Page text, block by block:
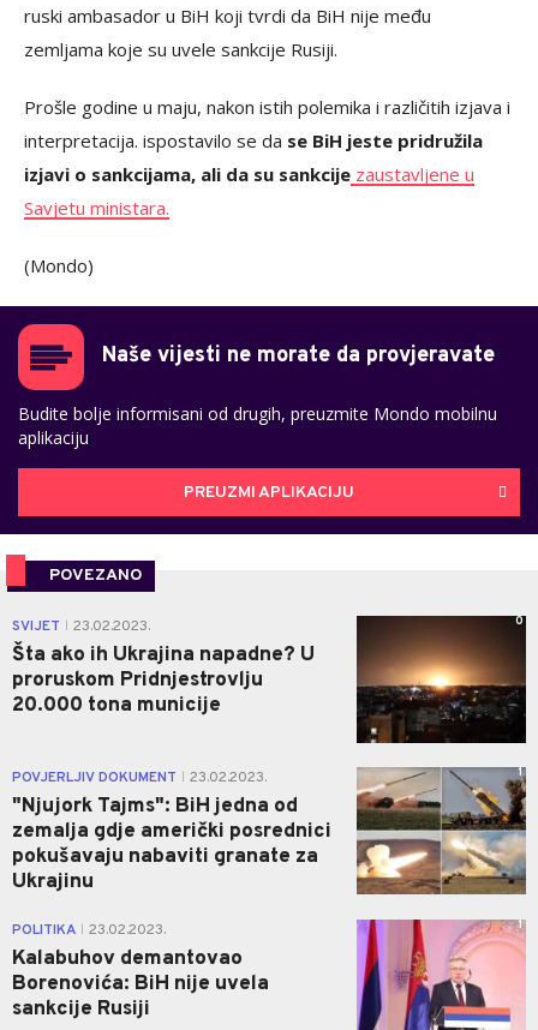
ruski ambasador u BiH koji tvrdi da BiH nije među
zemljama koje su uvele sankcije Rusiji.
Prošle godine u maju, nakon istih polemika i različitih izjava i
interpretacija. ispostavilo se da se BiH jeste pridružila
izjavi o sankcijama, ali da su sankcije zaustavljene u
Savjetu ministara.
(Mondo)
Naše vijesti ne morate da provjeravate
Budite bolje informisani od drugih, preuzmite Mondo mobilnu
aplikaciju
PREUZMI APLIKACIJU
POVEZANO
SVIJET 23.02.2023.
Šta ako ih Ukrajina napadne? U
proruskom Pridnjestrovlju
20.000 tona municije
0
POVJERLJIV DOKUMENT 23.02.2023.
"Njujork Tajms": BiH jedna od
zemalja gdje američki posrednici
pokušavaju nabaviti granate za
Ukrajinu
1
POLITIKA 23.02.2023.
Kalabuhov demantovao
Borenovića: BiH nije uvela
sankcije Rusiji
1